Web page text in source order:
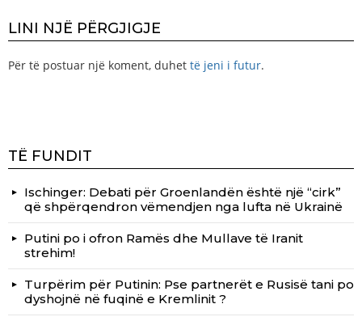
LINI NJË PËRGJIGJE
Për të postuar një koment, duhet të jeni i futur.
TË FUNDIT
Ischinger: Debati për Groenlandën është një “cirk”
që shpërqendron vëmendjen nga lufta në Ukrainë
Putini po i ofron Ramës dhe Mullave të Iranit
strehim!
Turpërim për Putinin: Pse partnerët e Rusisë tani po
dyshojnë në fuqinë e Kremlinit ?